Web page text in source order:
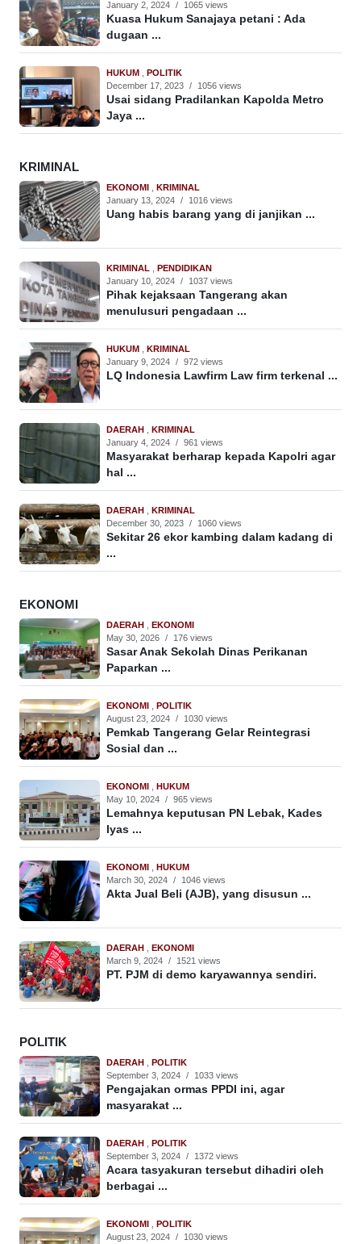
January 2, 2024 / 1065 views
Kuasa Hukum Sanajaya petani : Ada
dugaan ...
HUKUM , POLITIK
December 17, 2023 / 1056 views
Usai sidang Pradilankan Kapolda Metro
Jaya ...
KRIMINAL
EKONOMI , KRIMINAL
January 13, 2024 / 1016 views
Uang habis barang yang di janjikan ...
KRIMINAL , PENDIDIKAN
January 10, 2024 / 1037 views
Pihak kejaksaan Tangerang akan
menulusuri pengadaan ...
HUKUM , KRIMINAL
January 9, 2024 / 972 views
LQ Indonesia Lawfirm Law firm terkenal ...
DAERAH , KRIMINAL
January 4, 2024 / 961 views
Masyarakat berharap kepada Kapolri agar
hal ...
DAERAH , KRIMINAL
December 30, 2023 / 1060 views
Sekitar 26 ekor kambing dalam kadang di
...
EKONOMI
DAERAH , EKONOMI
May 30, 2026 / 176 views
Sasar Anak Sekolah Dinas Perikanan
Paparkan ...
EKONOMI , POLITIK
August 23, 2024 / 1030 views
Pemkab Tangerang Gelar Reintegrasi
Sosial dan ...
EKONOMI , HUKUM
May 10, 2024 / 965 views
Lemahnya keputusan PN Lebak, Kades
Iyas ...
EKONOMI , HUKUM
March 30, 2024 / 1046 views
Akta Jual Beli (AJB), yang disusun ...
DAERAH , EKONOMI
March 9, 2024 / 1521 views
PT. PJM di demo karyawannya sendiri.
POLITIK
DAERAH , POLITIK
September 3, 2024 / 1033 views
Pengajakan ormas PPDI ini, agar
masyarakat ...
DAERAH , POLITIK
September 3, 2024 / 1372 views
Acara tasyakuran tersebut dihadiri oleh
berbagai ...
EKONOMI , POLITIK
August 23, 2024 / 1030 views